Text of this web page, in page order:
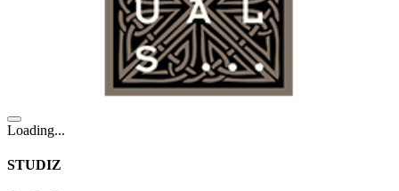
Loading...
STUDIZ